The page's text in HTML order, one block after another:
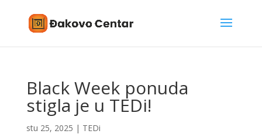
Black Week ponuda
stigla je u TEDi!
stu 25, 2025 | TEDi